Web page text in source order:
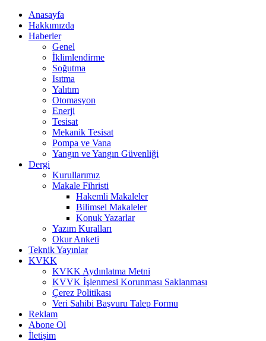
Anasayfa
Hakkımızda
Haberler
Genel
İklimlendirme
Soğutma
Isıtma
Yalıtım
Otomasyon
Enerji
Tesisat
Mekanik Tesisat
Pompa ve Vana
Yangın ve Yangın Güvenliği
Dergi
Kurullarımız
Makale Fihristi
Hakemli Makaleler
Bilimsel Makaleler
Konuk Yazarlar
Yazım Kuralları
Okur Anketi
Teknik Yayınlar
KVKK
KVKK Aydınlatma Metni
KVVK İşlenmesi Korunması Saklanması
Çerez Politikası
Veri Sahibi Başvuru Talep Formu
Reklam
Abone Ol
İletişim